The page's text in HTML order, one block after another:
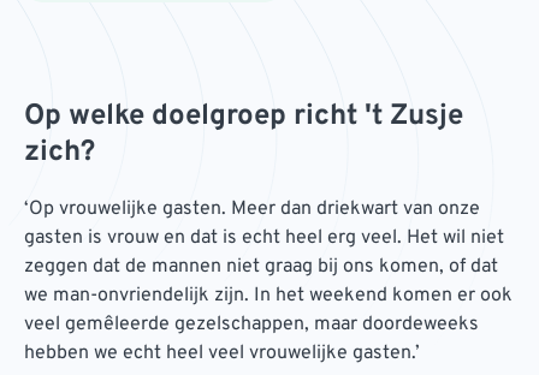
Op welke doelgroep richt 't Zusje
zich?
‘Op vrouwelijke gasten. Meer dan driekwart van onze
gasten is vrouw en dat is echt heel erg veel. Het wil niet
zeggen dat de mannen niet graag bij ons komen, of dat
we man-onvriendelijk zijn. In het weekend komen er ook
veel gemêleerde gezelschappen, maar doordeweeks
hebben we echt heel veel vrouwelijke gasten.’